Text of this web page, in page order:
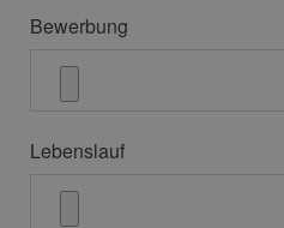
Bewerbung
Lebenslauf